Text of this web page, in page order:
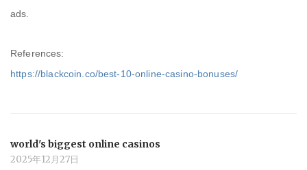
ads.
References:
https://blackcoin.co/best-10-online-casino-bonuses/
world's biggest online casinos
2025年12月27日